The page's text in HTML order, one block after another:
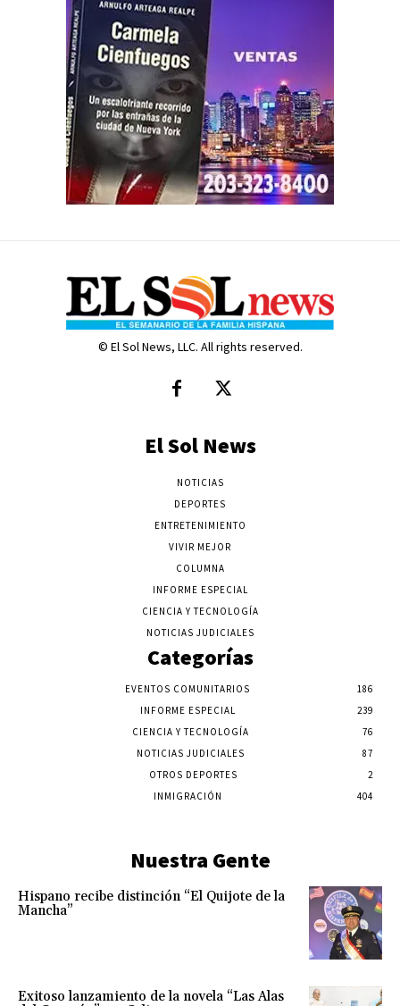
© El Sol News, LLC. All rights reserved.
El Sol News
NOTICIAS
DEPORTES
ENTRETENIMIENTO
VIVIR MEJOR
COLUMNA
INFORME ESPECIAL
CIENCIA Y TECNOLOGÍA
NOTICIAS JUDICIALES
Categorías
EVENTOS COMUNITARIOS
186
INFORME ESPECIAL
239
CIENCIA Y TECNOLOGÍA
76
NOTICIAS JUDICIALES
87
OTROS DEPORTES
2
INMIGRACIÓN
404
Nuestra Gente
Hispano recibe distinción “El Quijote de la
Mancha”
Exitoso lanzamiento de la novela “Las Alas